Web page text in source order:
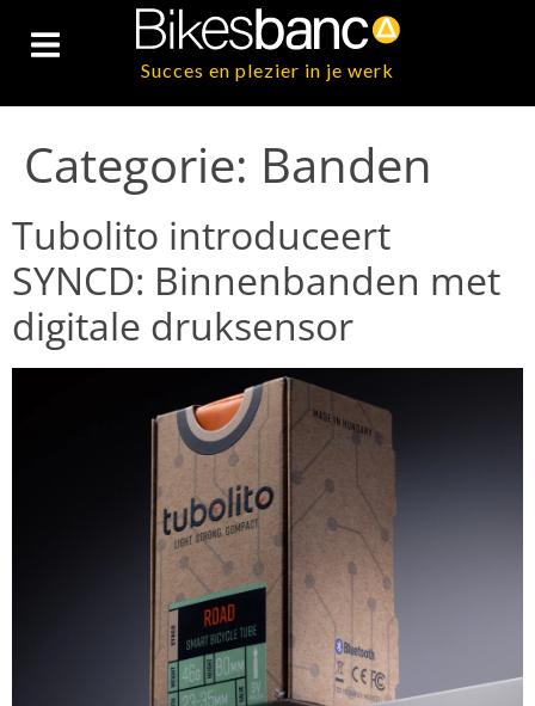
Succes en plezier in je werk
Categorie: Banden
Tubolito introduceert
SYNCD: Binnenbanden met
digitale druksensor